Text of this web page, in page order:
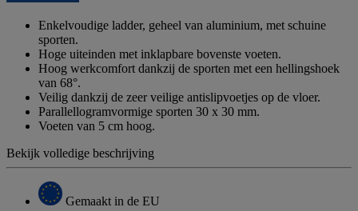
paginalink.
Enkelvoudige ladder, geheel van aluminium, met schuine
sporten.
Hoge uiteinden met inklapbare bovenste voeten.
Hoog werkcomfort dankzij de sporten met een hellingshoek
van 68°.
Veilig dankzij de zeer veilige antislipvoetjes op de vloer.
Parallellogramvormige sporten 30 x 30 mm.
Voeten van 5 cm hoog.
Bekijk volledige beschrijving
Gemaakt in de EU